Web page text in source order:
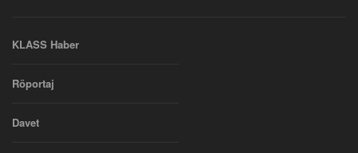
KLASS Haber
Röportaj
Davet